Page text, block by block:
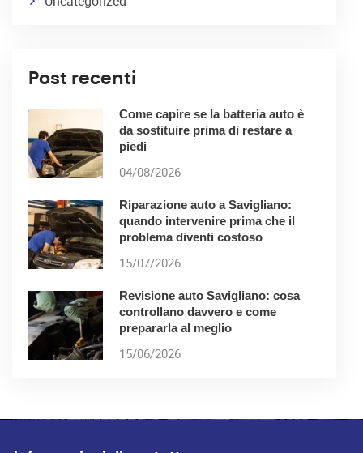
Post recenti
Come capire se la batteria auto è
da sostituire prima di restare a
piedi
04/08/2026
Riparazione auto a Savigliano:
quando intervenire prima che il
problema diventi costoso
15/07/2026
Revisione auto Savigliano: cosa
controllano davvero e come
prepararla al meglio
15/06/2026